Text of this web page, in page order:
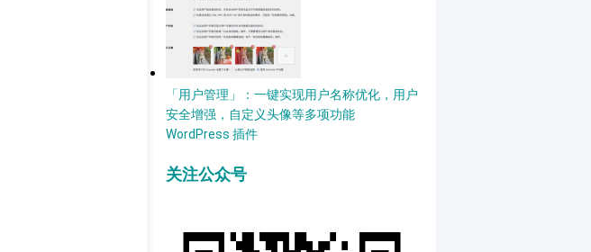
「用户管理」：一键实现用户名称优化，用户
安全增强，自定义头像等多项功能
WordPress 插件
关注公众号